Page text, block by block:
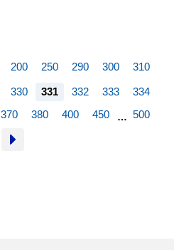
200 250 290 300 310
330 331 332 333
334
370 380 400 450 … 500